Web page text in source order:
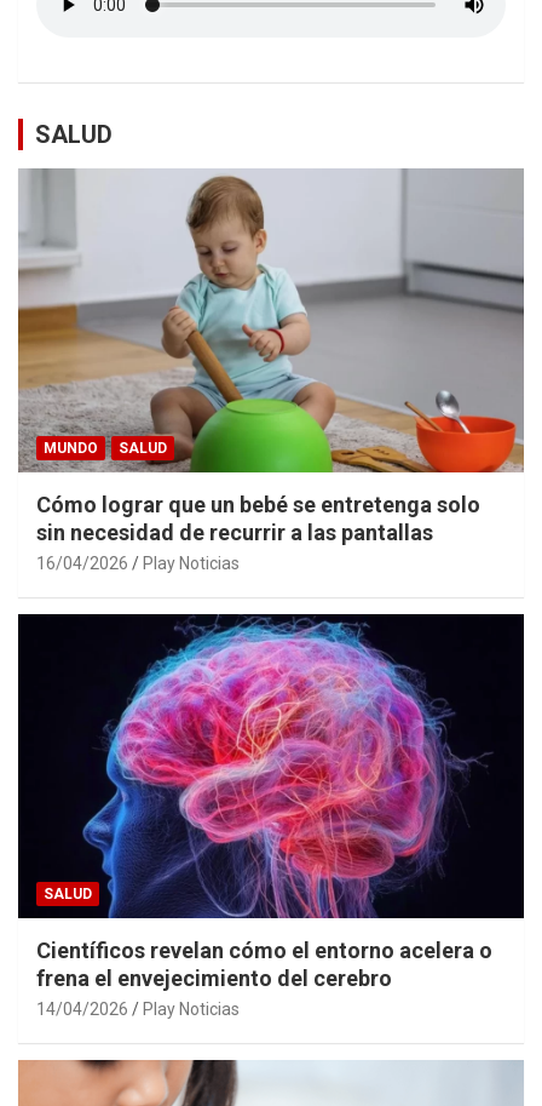
SALUD
MUNDO SALUD
Cómo lograr que un bebé se entretenga solo
sin necesidad de recurrir a las pantallas
16/04/2026 Play Noticias
SALUD
Científicos revelan cómo el entorno acelera o
frena el envejecimiento del cerebro
14/04/2026 Play Noticias